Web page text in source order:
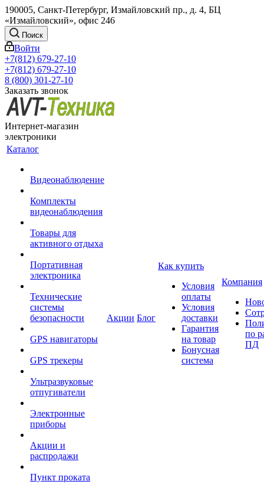
190005, Санкт-Петербург, Измайловский пр., д. 4, БЦ
«Измайловский», офис 246
Поиск
Войти
+7(812) 679-27-10
+7(812) 679-27-10
8 (800) 301-27-10
Заказать звонок
Интернет-магазин
электроники
Каталог
Видеонаблюдение
Комплекты
видеонаблюдения
Товары для
активного отдыха
Портативная
электроника
Технические
системы
безопасности
GPS навигаторы
GPS трекеры
Ультразвуковые
отпугиватели
Электронные
приборы
Акции и
распродажи
Пункт проката
Акции Блог
Как купить
Условия
оплаты
Условия
доставки
Гарантия
на товар
Бонусная
система
Компания
по
ПД